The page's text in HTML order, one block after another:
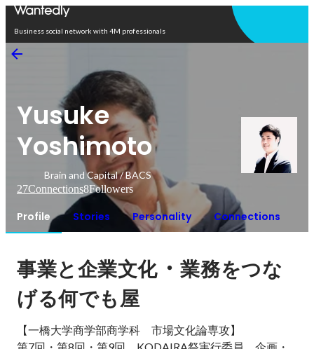
Business social network with 4M professionals
Yusuke
Yoshimoto
Brain and Capital / BACS
27Connections8Followers
Profile Stories Personality Connections
事業と企業文化・業務をつな
げる何でも屋
【一橋大学商学部商学科　市場文化論専攻】